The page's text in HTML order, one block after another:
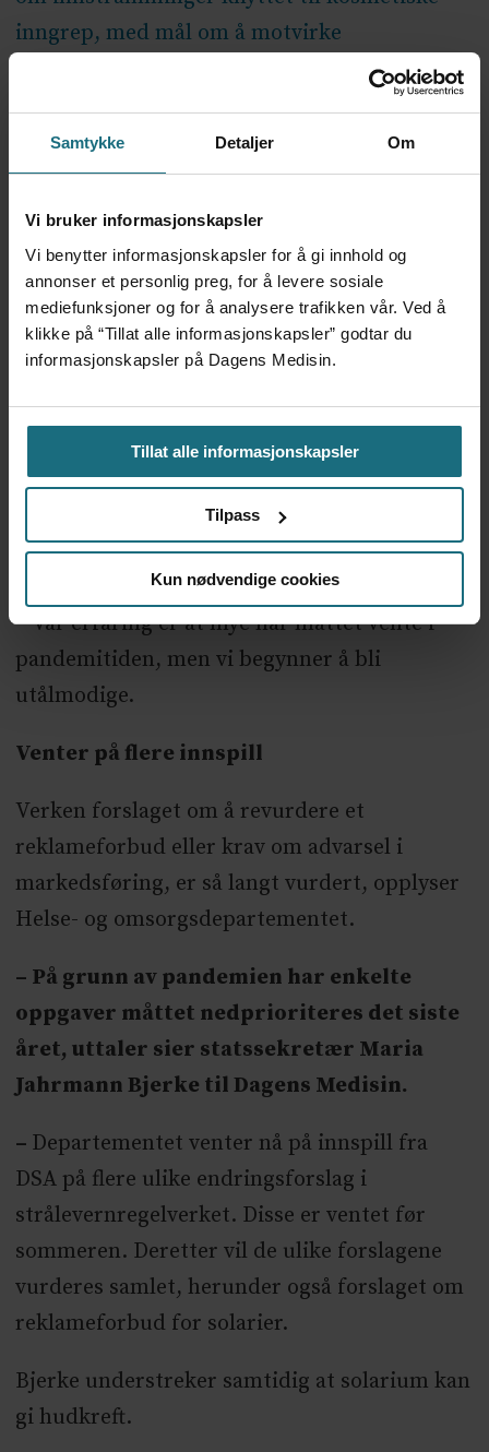
Samtykke Detaljer Om
Vi bruker informasjonskapsler
Vi benytter informasjonskapsler for å gi innhold og
annonser et personlig preg, for å levere sosiale
mediefunksjoner og for å analysere trafikken vår. Ved å
klikke på “Tillat alle informasjonskapsler” godtar du
informasjonskapsler på Dagens Medisin.
Tillat alle informasjonskapsler
Tilpass
Kun nødvendige cookies
inngrep, med mål om å motvirke
. Et av forslagene er å presisere
at markedsføring «må utformes slik at den
ikke oppfattes av barn å være rettet mot
deres aldersgruppe, eller at markedsføringen
på annen måte bidrar til kroppspress blant
barn».
Utålmodig
Anbefalingen om en ny vurdering av et
forbud ble sendt fra Direktoratet for
Ross i Kreftforeningen har forståelse for at
det har vært et spesielt år, men håper likevel
på fortgang i saken:
– Vår erfaring er at mye har måttet vente i
pandemitiden, men vi begynner å bli
utålmodige.
Venter på flere innspill
Verken forslaget om å revurdere et
reklameforbud eller krav om advarsel i
markedsføring, er så langt vurdert, opplyser
Helse- og omsorgsdepartementet.
– På grunn av pandemien har enkelte
oppgaver måttet nedprioriteres det siste
året, uttaler sier statssekretær Maria
Jahrmann Bjerke til Dagens Medisin.
– Departementet venter nå på innspill fra
DSA på flere ulike endringsforslag i
strålevernregelverket. Disse er ventet før
sommeren. Deretter vil de ulike forslagene
vurderes samlet, herunder også forslaget om
reklameforbud for solarier.
Bjerke understreker samtidig at solarium kan
gi hudkreft.